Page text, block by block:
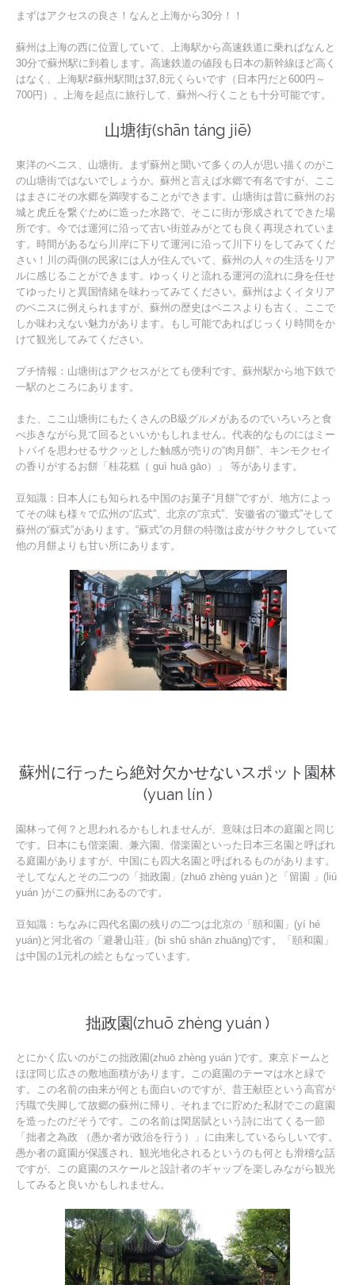
まずはアクセスの良さ！なんと上海から30分！！
蘇州は上海の西に位置していて、上海駅から高速鉄道に乗ればなんと
30分で蘇州駅に到着します。高速鉄道の値段も日本の新幹線ほど高く
はなく、上海駅⇄蘇州駅間は37,8元くらいです（日本円だと600円～
700円）。上海を起点に旅行して、蘇州へ行くことも十分可能です。
山塘街(shān táng jiē)
東洋のベニス、山塘街。まず蘇州と聞いて多くの人が思い描くのがこ
の山塘街ではないでしょうか。蘇州と言えば水郷で有名ですが、ここ
はまさにその水郷を満喫することができます。山塘街は昔に蘇州のお
城と虎丘を繋ぐために造った水路で、そこに街が形成されてできた場
所です。今では運河に沿って古い街並みがとても良く再現されていま
す。時間があるなら川岸に下りて運河に沿って川下りをしてみてくだ
さい！川の両側の民家には人が住んでいて、蘇州の人々の生活をリア
ルに感じることができます。ゆっくりと流れる運河の流れに身を任せ
てゆったりと異国情緒を味わってみてください。蘇州はよくイタリア
のベニスに例えられますが、蘇州の歴史はベニスよりも古く、ここで
しか味わえない魅力があります。もし可能であればじっくり時間をか
けて観光してみてください。
プチ情報：山塘街はアクセスがとても便利です。蘇州駅から地下鉄で
一駅のところにあります。
また、ここ山塘街にもたくさんのB級グルメがあるのでいろいろと食
べ歩きながら見て回るといいかもしれません。代表的なものにはミー
トパイを思わせるサクッとした触感が売りの“肉月餅”、キンモクセイ
の香りがするお餅「桂花糕（ guì huā gāo）」 等があります。
豆知識：日本人にも知られる中国のお菓子“月餅”ですが、地方によっ
てその味も様々で広州の“広式”、北京の“京式”、安徽省の“徽式”そして
蘇州の“蘇式”があります。“蘇式”の月餅の特徴は皮がサクサクしていて
他の月餅よりも甘い所にあります。
蘇州に行ったら絶対欠かせないスポット園林
(yuan lín )
園林って何？と思われるかもしれませんが、意味は日本の庭園と同じ
です。日本にも偕楽園、兼六園、偕楽園といった日本三名園と呼ばれ
る庭園がありますが、中国にも四大名園と呼ばれるものがあります。
そしてなんとその二つの「拙政園」(zhuō zhèng yuán )と「留園 」(liú
yuán )がこの蘇州にあるのです。
豆知識：ちなみに四代名園の残りの二つは北京の「頤和園」(yí hé
yuán)と河北省の「避暑山荘」(bì shǔ shān zhuāng)です。「頤和園」
は中国の1元札の絵ともなっています。
拙政園(zhuō zhèng yuán )
とにかく広いのがこの拙政園(zhuō zhèng yuán )です。東京ドームと
ほぼ同じ広さの敷地面積があります。この庭園のテーマは水と緑で
す。この名前の由来が何とも面白いのですが、昔王献臣という高官が
汚職で失脚して故郷の蘇州に帰り、それまでに貯めた私財でこの庭園
を造ったのだそうです。この名前は閑居賦という詩に出てくる一節
「拙者之為政 （愚か者が政治を行う）」に由来しているらしいです。
愚か者の庭園が保護され、観光地化されるというのも何とも滑稽な話
ですが、この庭園のスケールと設計者のギャップを楽しみながら観光
してみると良いかもしれません。